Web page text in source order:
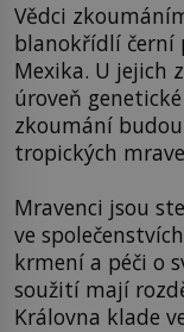
Vědci
blanokřídlí černí
Mexika. U jejich
úroveň
zkoumání
tropických
Mravenci jsou
ve
krmení a péči o
soužití mají
Královna klade